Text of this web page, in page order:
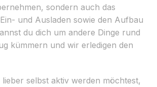
sondern auch das
und Ausladen sowie den Aufbau
du dich um andere Dinge rund
kümmern und wir erledigen den
selbst aktiv werden möchtest,